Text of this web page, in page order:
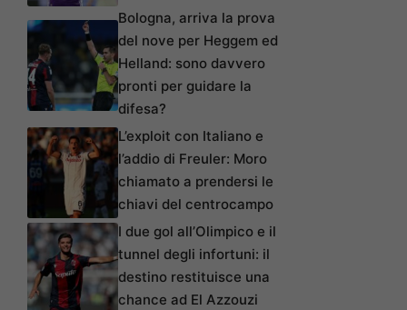
Bologna, arriva la prova
del nove per Heggem ed
Helland: sono davvero
pronti per guidare la
difesa?
L’exploit con Italiano e
l’addio di Freuler: Moro
chiamato a prendersi le
chiavi del centrocampo
I due gol all’Olimpico e il
tunnel degli infortuni: il
destino restituisce una
chance ad El Azzouzi